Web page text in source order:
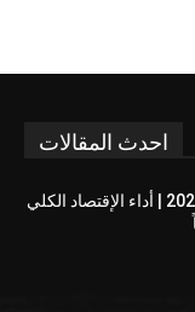
احدث المقالات
إجمالي الناتج المحلي 2025 | أداء الإقتصاد الكلي